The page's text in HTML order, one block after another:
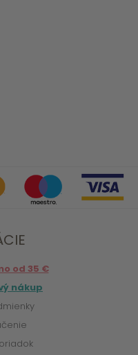
od 35 €
nákup